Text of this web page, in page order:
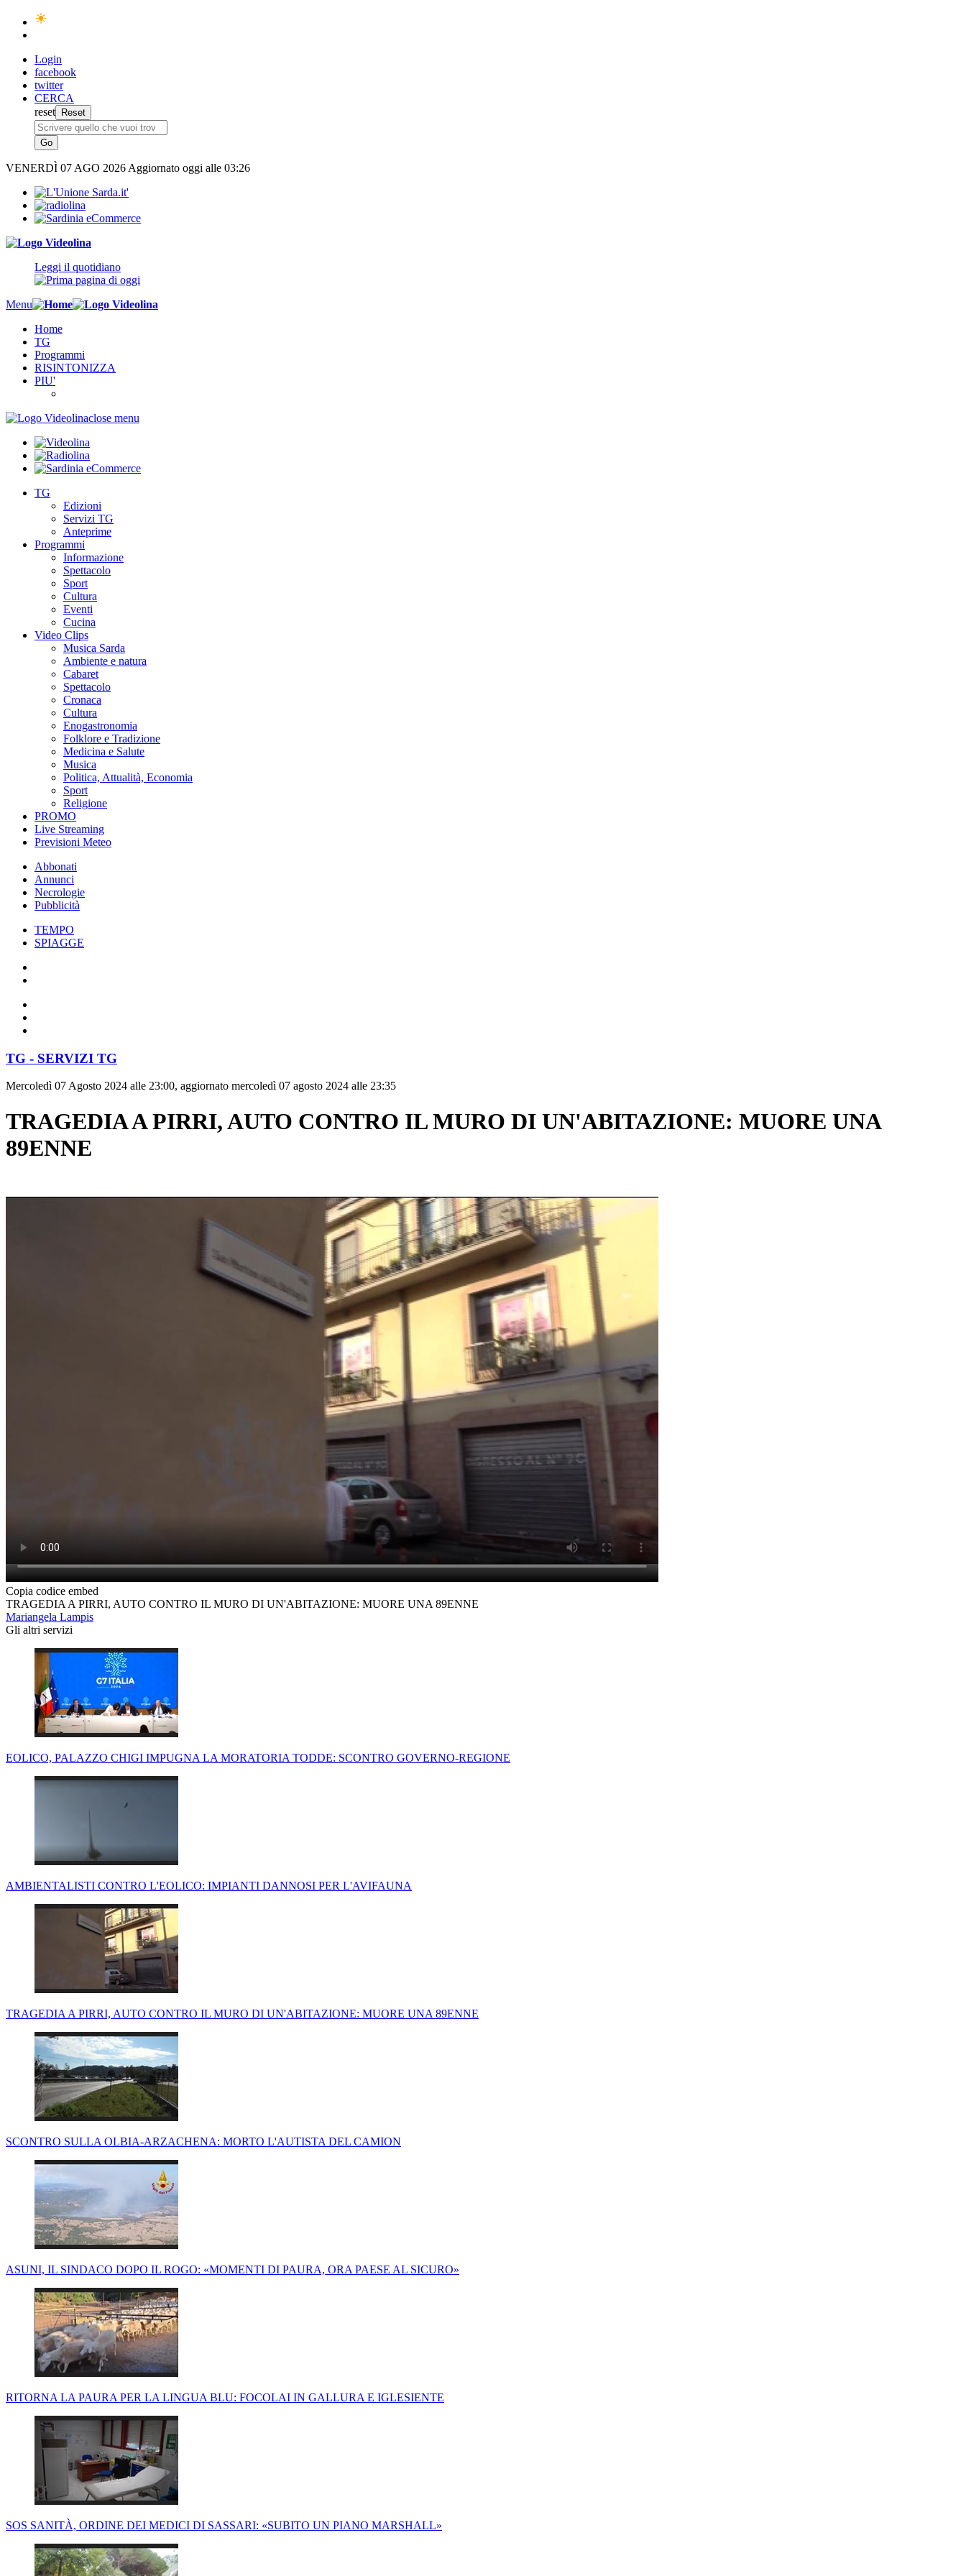
Login
facebook
twitter
CERCA
reset
VENERDÌ 07 AGO 2026 Aggiornato oggi alle 03:26
Leggi il quotidiano
Menu
Home
TG
Programmi
RISINTONIZZA
PIU'
close menu
TG
Edizioni
Servizi TG
Anteprime
Programmi
Informazione
Spettacolo
Sport
Cultura
Eventi
Cucina
Video Clips
Musica Sarda
Ambiente e natura
Cabaret
Spettacolo
Cronaca
Cultura
Enogastronomia
Folklore e Tradizione
Medicina e Salute
Musica
Politica, Attualità, Economia
Sport
Religione
PROMO
Live Streaming
Previsioni Meteo
Abbonati
Annunci
Necrologie
Pubblicità
TEMPO
SPIAGGE
TG - SERVIZI TG
Mercoledì 07 Agosto 2024 alle 23:00, aggiornato mercoledì 07 agosto 2024 alle 23:35
TRAGEDIA A PIRRI, AUTO CONTRO IL MURO DI UN'ABITAZIONE: MUORE UNA
89ENNE
Copia codice embed
TRAGEDIA A PIRRI, AUTO CONTRO IL MURO DI UN'ABITAZIONE: MUORE UNA 89ENNE
Mariangela Lampis
Gli altri servizi
EOLICO, PALAZZO CHIGI IMPUGNA LA MORATORIA TODDE: SCONTRO GOVERNO-REGIONE
AMBIENTALISTI CONTRO L'EOLICO: IMPIANTI DANNOSI PER L'AVIFAUNA
TRAGEDIA A PIRRI, AUTO CONTRO IL MURO DI UN'ABITAZIONE: MUORE UNA 89ENNE
SCONTRO SULLA OLBIA-ARZACHENA: MORTO L'AUTISTA DEL CAMION
ASUNI, IL SINDACO DOPO IL ROGO: «MOMENTI DI PAURA, ORA PAESE AL SICURO»
RITORNA LA PAURA PER LA LINGUA BLU: FOCOLAI IN GALLURA E IGLESIENTE
SOS SANITÀ, ORDINE DEI MEDICI DI SASSARI: «SUBITO UN PIANO MARSHALL»